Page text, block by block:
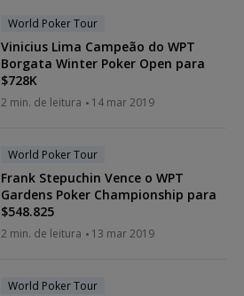
World Poker Tour
Vinicius Lima Campeão do WPT
Borgata Winter Poker Open para
$728K
2 min. de leitura 14 mar 2019
World Poker Tour
Frank Stepuchin Vence o WPT
Gardens Poker Championship para
$548.825
2 min. de leitura 13 mar 2019
World Poker Tour